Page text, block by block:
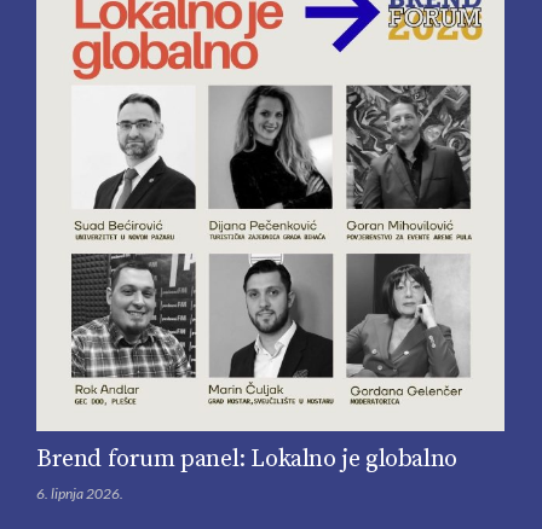
Brend forum panel: Lokalno je globalno
6. lipnja 2026.